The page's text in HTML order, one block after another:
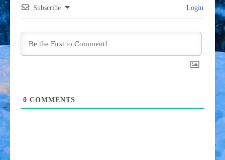
Subscribe Login
0 COMMENTS